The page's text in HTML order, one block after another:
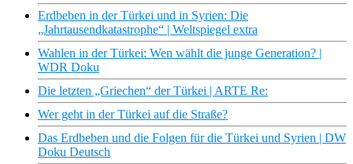
Erdbeben in der Türkei und in Syrien: Die
„Jahrtausendkatastrophe“ | Weltspiegel extra
Wahlen in der Türkei: Wen wählt die junge Generation? |
WDR Doku
Die letzten „Griechen“ der Türkei | ARTE Re:
Wer geht in der Türkei auf die Straße?
Das Erdbeben und die Folgen für die Türkei und Syrien | DW
Doku Deutsch